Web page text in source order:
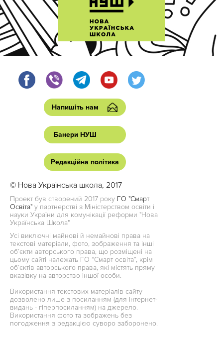
Напишіть нам
Банери НУШ
Редакційна політика
© Нова Українська школа, 2017
Проект був створений 2017 року ГО "Смарт
Освіта" у партнерстві з Міністерством освіти і
науки України для комунікації реформи "Нова
Українська Школа"
Усі виключні майнові й немайнові права на
текстові матеріали, фото, зображення та інші
об’єкти авторського права, що розміщені на
цьому сайті належать ГО “Смарт освіта”, крім
об’єктів авторського права, які містять пряму
вказівку на авторство іншої особи.
Використання текстових матеріалів сайту
дозволено лише з посиланням (для інтернет-
видань - гіперпосиланням) на джерело.
Використання фото та зображень без
погодження з редакцією суворо заборонено.